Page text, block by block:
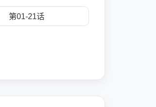
第01-21话